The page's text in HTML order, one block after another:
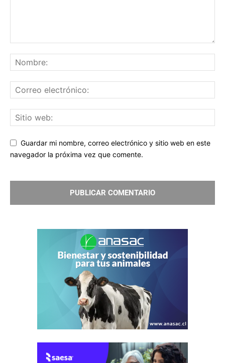
Guardar mi nombre, correo electrónico y sitio web en este
navegador la próxima vez que comente.